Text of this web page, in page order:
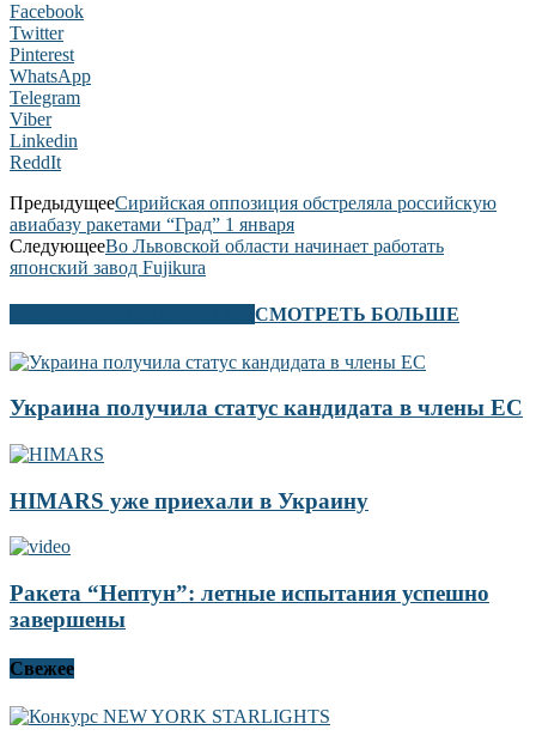
Facebook
Twitter
Pinterest
WhatsApp
Telegram
Viber
Linkedin
ReddIt
ПредыдущееСирийская оппозиция обстреляла российскую
авиабазу ракетами “Град” 1 января
СледующееВо Львовской области начинает работать
японский завод Fujikura
СМОТРЕТЬ БОЛЬШЕ
Украина получила статус кандидата в члены ЕС
HIMARS уже приехали в Украину
Ракета “Нептун”: летные испытания успешно
завершены
Свежее